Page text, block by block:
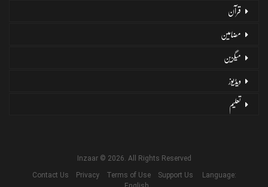
قرآن
مضامین
میگزین
ویڈیوز
تعلیم
Inzaar © 2026. All Rights Reserved
Contact Us
Privacy Terms of Use Support Us
Language: